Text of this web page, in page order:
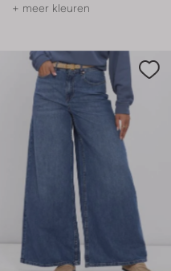
+ meer kleuren